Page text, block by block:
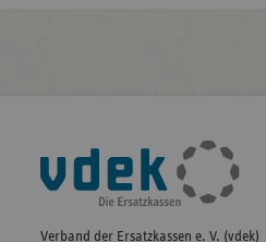
Fußleisten-
Navigation
Verband der Ersatzkassen e. V. (vdek)